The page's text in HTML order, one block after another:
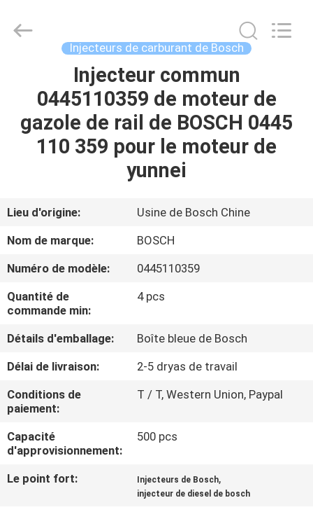
MAISON
PRODUITS
DE
NOUS
VISITE
D'USINE
CONTRÔLE
DE
QUALITÉ
CONTACTEZ-
NOUS
Auto
Injecteurs de carburant de Bosch
Injecteur commun
0445110359 de moteur de
gazole de rail de BOSCH 0445
110 359 pour le moteur de
yunnei
Lieu d'origine:
Usine de Bosch Chine
Nom de marque:
BOSCH
Numéro de modèle:
0445110359
Quantité de
commande min:
4 pcs
Détails d'emballage:
Boîte bleue de Bosch
Délai de livraison:
2-5 dryas de travail
Conditions de
paiement:
T / T, Western Union, Paypal
Capacité
d'approvisionnement:
500 pcs
Le point fort: Injecteurs de Bosch,
injecteur de diesel de bosch